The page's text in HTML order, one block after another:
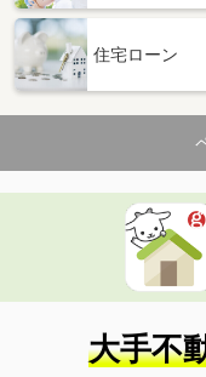
住宅ローン
大手不